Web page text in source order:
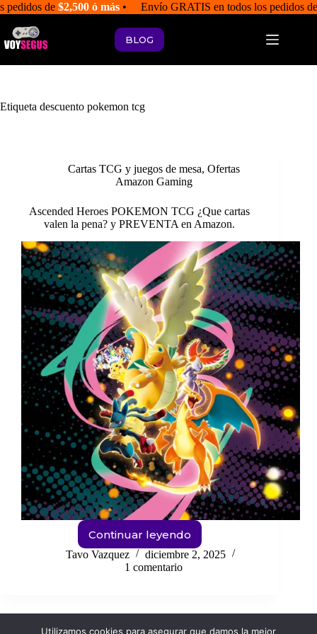
Saltar
al
contenido
pedidos de$2,500 ó más • Envío GRATIS en todos los pedidos
BLOG
Etiqueta descuento pokemon tcg
Cartas TCG y juegos de mesa, Ofertas
Amazon Gaming
Ascended Heroes POKEMON TCG ¿Que cartas
valen la pena? y PREVENTA en Amazon.
Continuar leyendo
Ascended
Heroes
POKEMON
Tavo Vazquez
diciembre 2, 2025
1 comentario
Utilizamos cookies para asegurar que damos la mejor